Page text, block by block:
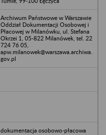
Archiwum Państwowe w Warszawie
Oddział Dokumentacji Osobowej i
Płacowej w Milanówku, ul. Stefana
Okrzei 1, 05-822 Milanówek, tel. 22
724 76 05,
apw.milanowek@warszawa.archiwa.
gov.pl
dokumentacja osobowo-płacowa